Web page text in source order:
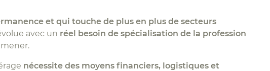
et qui touche de plus en plus de secteurs
avec un réel besoin de spécialisation de la profession
nécessite des moyens financiers, logistiques et